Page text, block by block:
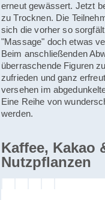
erneut gewässert. Jetzt
zu Trocknen. Die
sich die vorher so
"Massage" doch etwas
Beim anschließenden
überraschende Figuren
zufrieden und ganz
versehen im
Eine Reihe von
werden.
Kaffee, Kakao
Nutzpflanzen